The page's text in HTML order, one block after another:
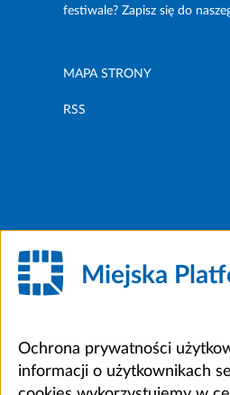
festiwale? Zapisz się do
MAPA STRONY
RSS
Miejska
Ochrona prywatności
informacji o użytkownikach